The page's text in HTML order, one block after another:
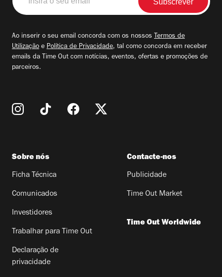
o
seu
Ao inserir o seu email concorda com os nossos Termos de
Utilização e Política de Privacidade, tal como concorda em receber
emails da Time Out com notícias, eventos, ofertas e promoções de
parceiros.
Sobre nós
Ficha Técnica
Comunicados
Investidores
Trabalhar para Time Out
Declaração de
privacidade
Contacte-nos
Publicidade
Time Out Market
Time Out Worldwide